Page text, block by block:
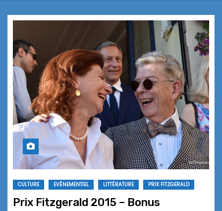
CULTURE EVÉNEMENTIEL LITTÉRATURE PRIX FITZGERALD
Prix Fitzgerald 2015 – Bonus